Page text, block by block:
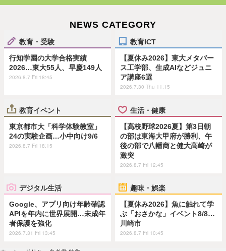
NEWS CATEGORY
教育・受験
行知学園の大学合格実績
2026…東大55人、早慶149人
2026.8.7 Fri 18:45
教育ICT
【夏休み2026】東大メタバー
ス工学部、生成AIなどジュニ
ア講座6選
2026.7.30 Thu 11:15
教育イベント
東京都市大「科学体験教室」
24の実験企画…小中向け9/6
2026.8.7 Fri 18:15
生活・健康
【高校野球2026夏】第3日朝
の部は東海大甲府が勝利、午
後の部で八幡商と健大高崎が
激突
2026.8.7 Fri 12:45
デジタル生活
Google、アプリ向け年齢確認
APIを年内に世界展開…未成年
者保護を強化
2026.7.31 Fri 13:45
趣味・娯楽
【夏休み2026】魚に触れて学
ぶ「おさかな」イベント8/8…
川崎市
2026.8.7 Fri 10:45